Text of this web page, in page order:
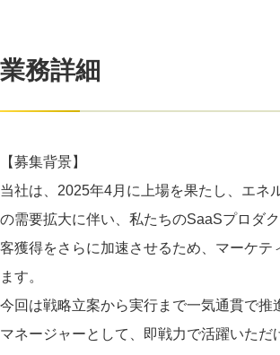
業務詳細
【募集背景】
当社は、2025年4月に上場を果たし、エネ
の需要拡大に伴い、私たちのSaaSプロダ
客獲得をさらに加速させるため、マーケテ
ます。
今回は戦略立案から実行まで一気通貫で推
マネージャーとして、即戦力で活躍いただ